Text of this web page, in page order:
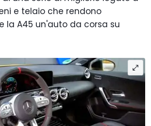
e telaio che rendono
la A45 un'auto da corsa su